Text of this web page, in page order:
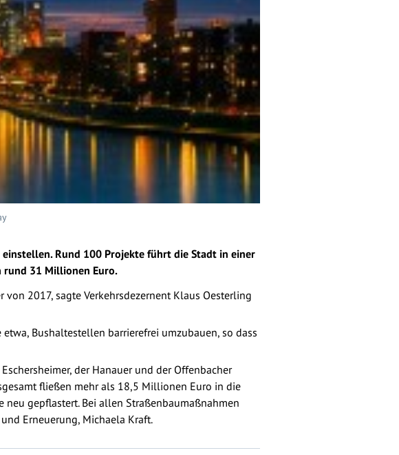
Rund 100 Projekte führt die Stadt in einer
rund 31 Millionen Euro.
2017, sagte Verkehrsdezernent Klaus Oesterling
Bushaltestellen barrierefrei umzubauen, so dass
der Hanauer und der Offenbacher
fließen mehr als 18,5 Millionen Euro in die
neu gepflastert. Bei allen Straßenbaumaßnahmen
Erneuerung, Michaela Kraft.